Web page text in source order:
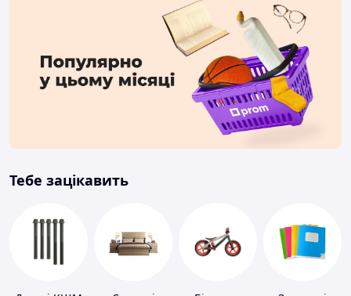
Тебе зацікавить